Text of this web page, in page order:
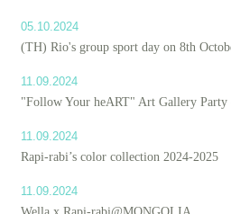
05.10.2024
(TH) Rio's group sport day on 8th
11.09.2024
"Follow Your heART" Art Gallery Party
11.09.2024
Rapi-rabi’s color collection 2024-2025
11.09.2024